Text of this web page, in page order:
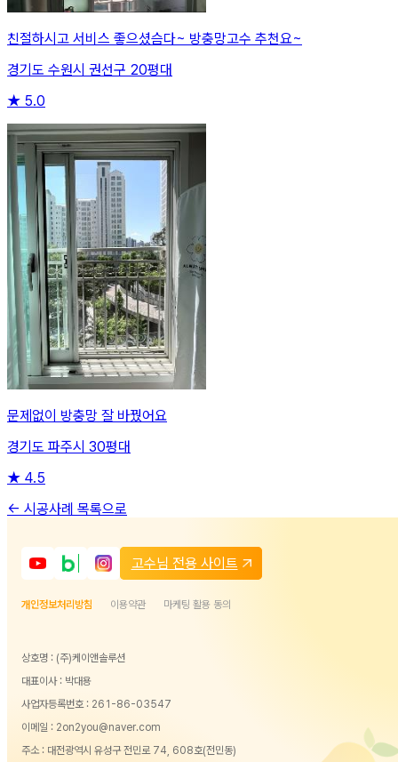
친절하시고 서비스 좋으셨슴다~ 방충망고수 추천요~
경기도 수원시 권선구 20평대
★ 5.0
문제없이 방충망 잘 바꿨어요
경기도 파주시 30평대
★ 4.5
← 시공사례 목록으로
고수님 전용 사이트
개인정보처리방침 이용약관 마케팅 활용 동의
상호명 : (주)케이앤솔루션
대표이사 : 박대용
사업자등록번호 : 261-86-03547
이메일 : 2on2you@naver.com
주소 : 대전광역시 유성구 전민로 74, 608호(전민동)